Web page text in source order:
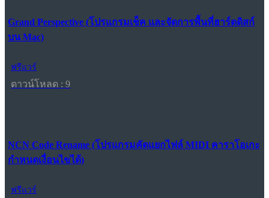
Grand Perspective (โปรแกรมเช็ค และจัดการพื้นที่ฮาร์ดดิสก์
บน Mac)
ฟรีแวร์
ดาวน์โหลด : 9
NCN Code Rename (โปรแกรมคัดแยกไฟล์ MIDI คาราโอเกะ
กำหนดเงื่อนไขได้)
ฟรีแวร์